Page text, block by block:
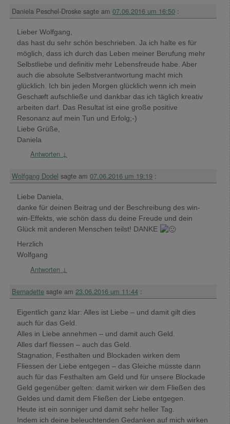
Daniela Peschel-Droske sagte am 07.06.2016 um 16:50 :
Lieber Wolfgang,
das hast du sehr schön beschrieben. Ja ich halte es für
möglich, dass ich durch das Leben meiner Berufung mehr
Selbstliebe und definitiv mehr Lebensfreude habe. Aber
auch die absolute Selbstverantwortung macht mich
glücklich. Ich bin jeden Morgen glücklich wenn ich mein
Geschæft aufschließe und dankbar das ich täglich kreativ
arbeiten darf. Das Resultat ist eine große positive
Resonanz auf mein Tun und Erfolg;-)
Liebe Grüße,
Daniela
Antworten ↓
Wolfgang Dodel sagte am 07.06.2016 um 19:19 :
Liebe Daniela,
danke für deinen Beitrag und der Beschreibung des win-
win-Effekts, wie schön dass du deine Freude und dein
Glück mit anderen Menschen teilst! DANKE
Herzlich
Wolfgang
Antworten ↓
Bernadette sagte am 23.06.2016 um 11:44 :
Eigentlich ganz klar: Alles ist Liebe – und damit gilt dies
auch für das Geld.
Alles in Liebe annehmen – und damit auch Geld.
Alles darf fliessen – auch das Geld.
Stagnation, Festhalten und Blockaden wirken dem
Fliessen der Liebe entgegen – das Gleiche müsste dann
auch für das Festhalten am Geld und für unsere Blockade
Geld gegenüber gelten: damit wirken wir dem Fließen des
Geldes und damit dem Fließen der Liebe entgegen.
Heute ist ein sonniger und damit sehr heller Tag.
Indem ich deine beleuchtenden Gedanken auf mich wirken